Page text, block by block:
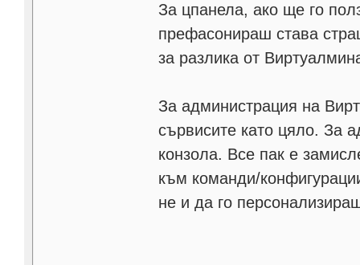
За цпанела, ако ще го
префасонираш става
за разлика от
За администрация на
сървисите като цяло. За
конзола. Все пак е
към команди/
не и да го